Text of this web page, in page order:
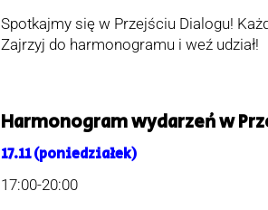
Spotkajmy się w Przejściu Dialogu!
Zajrzyj do harmonogramu i weź udział!
Harmonogram wydarzeń w
17.11(poniedziałek)
17:00-20:00